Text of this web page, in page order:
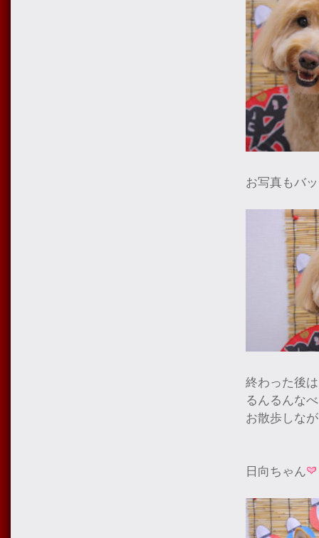
お写真もバ
終わった後
るんるんな
お散歩しな
日向ちゃん